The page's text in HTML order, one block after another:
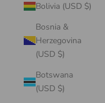
Bolivia (USD $)
Bosnia &
Herzegovina
(USD $)
Botswana
(USD $)